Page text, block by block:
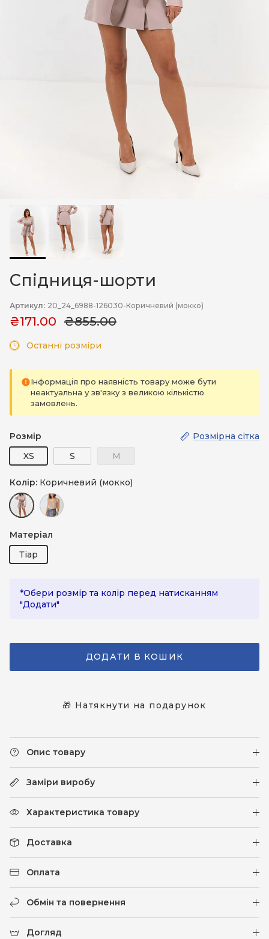
Спідниця-шорти
Артикул: 20_24_6988-126030-Коричневий (мокко)
₴171.00 ₴855.00
Останні розміри
Інформація про наявність товару може бути
неактуальна у зв'язку з великою кількістю
замовлень.
Розмір
Розмірна сітка
XS
S M
Колір: Коричневий (мокко)
Матеріал
Тіар
*Обери розмір та колір перед натисканням
"Додати"
ДОДАТИ В КОШИК
🎁 Натякнути на подарунок
Опис товару
Заміри виробу
Характеристика товару
Доставка
Оплата
Обмін та повернення
Догляд